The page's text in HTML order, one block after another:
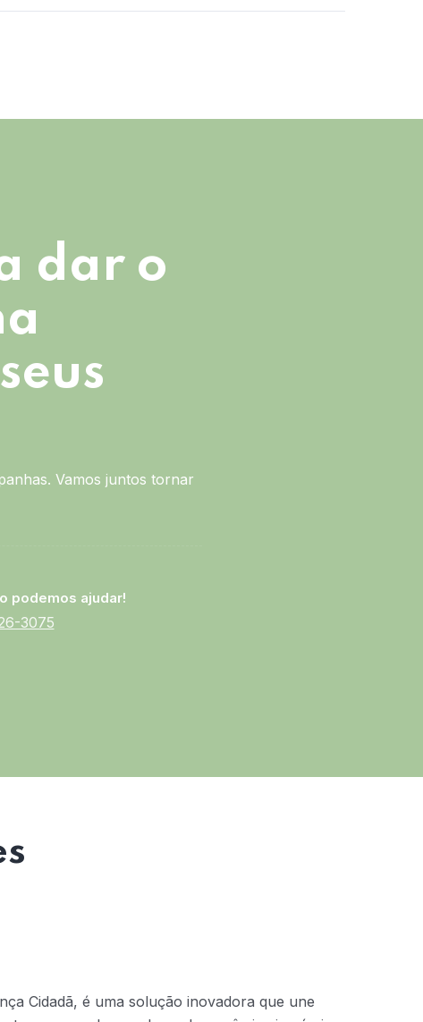
dar o
Vamos juntos tornar
podemos ajudar!
3075
Cidadã, é uma solução inovadora que une